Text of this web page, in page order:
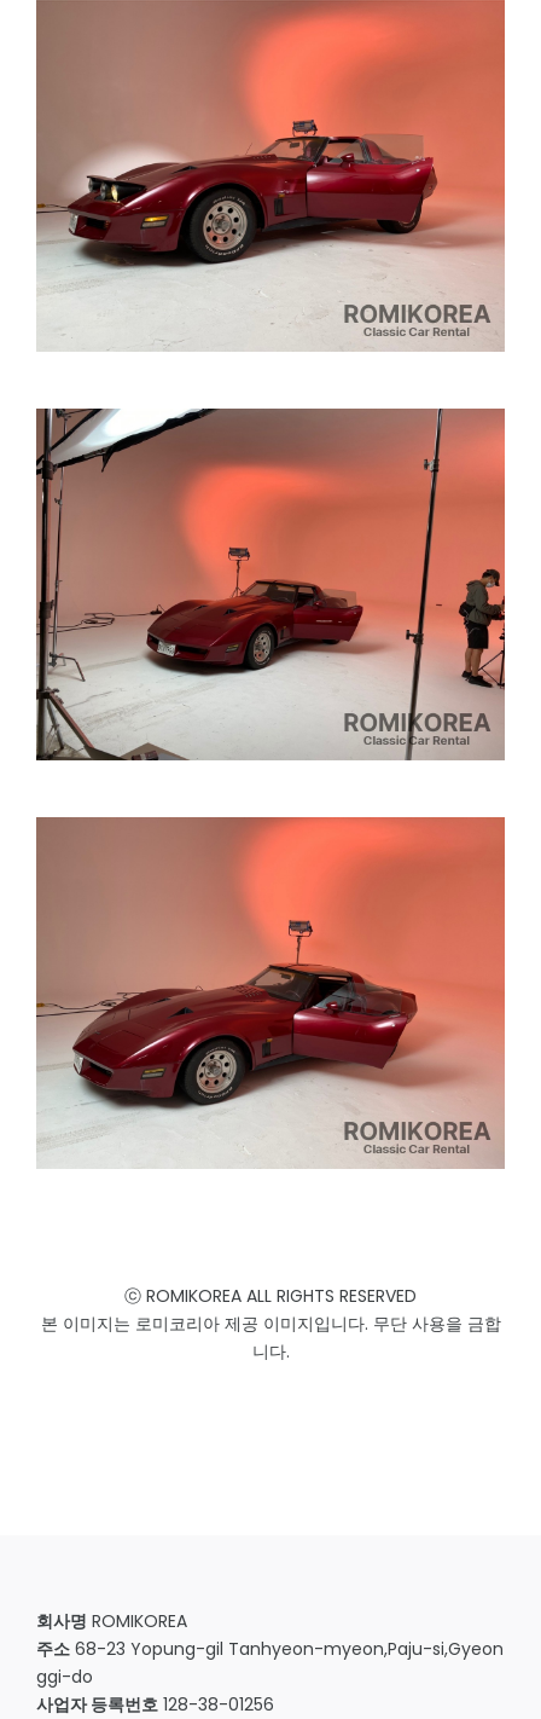
ⓒ ROMIKOREA ALL RIGHTS RESERVED
본 이미지는 로미코리아 제공 이미지입니다. 무단 사용을 금합
니다.
회사명 ROMIKOREA
주소 68-23 Yopung-gil Tanhyeon-myeon,Paju-si,Gyeon
ggi-do
사업자 등록번호 128-38-01256